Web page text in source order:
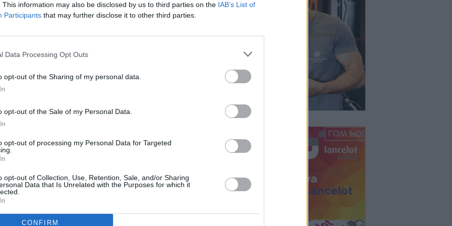
This information may also be disclosed by us to third parties on the IAB’s List of
Participants that may further disclose it to other third parties.
Data Processing Opt Outs
opt-out of the Sharing of my personal data.
opt-out of the Sale of my Personal Data.
opt-out of processing my Personal Data for Targeted
opt-out of Collection, Use, Retention, Sale, and/or Sharing
Data that Is Unrelated with the Purposes for which it
CONFIRM
muy clara que no pudo materializar el ariete rojillo;por parte
más, los chicos de Corujo erraron ocasiones muy claras y
García, Senem anotó desde la frontal del área de libre
y se volvió a animar hasta que a falta de 5 minutos,
después también sería expulsado, anotó el 1-2 definitivo.
en el play off
que ha sido un gran rival y que rindió a un nivel
campeón de Fuerteventura